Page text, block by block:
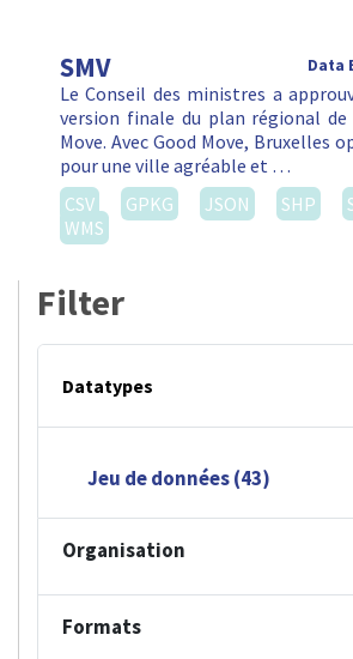
SMV Data
Le Conseil des ministres a
version finale du plan régional
Move. Avec Good Move, Bruxelles
pour une ville agréable et …
CSV
GPKG JSON SHP
WMS
Filter
Datatypes
Jeu de données (43)
Organisation
Formats